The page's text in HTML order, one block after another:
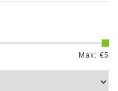
Max: €5